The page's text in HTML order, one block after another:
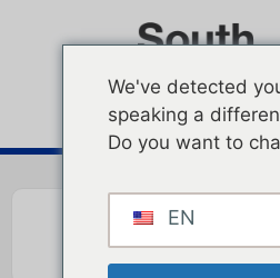
We've detected
speaking a
Do you want to
EN